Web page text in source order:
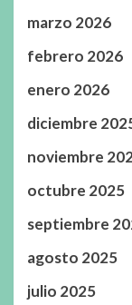
marzo 2026
febrero 2026
enero 2026
diciembre
noviembre
octubre 2025
septiembre
agosto 2025
julio 2025